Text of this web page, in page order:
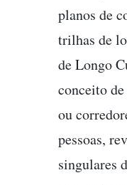
planos de
trilhas de
de Longo
conceito
ou
pessoas,
singulares